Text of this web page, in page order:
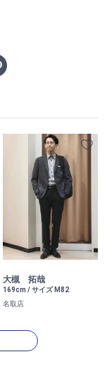
大槻 拓哉
169cm / サイズ M82
名取店